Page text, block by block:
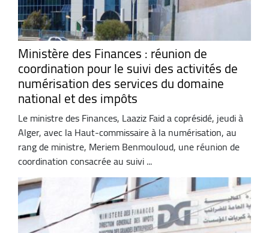
Ministère des Finances : réunion de
coordination pour le suivi des activités de
numérisation des services du domaine
national et des impôts
Le ministre des Finances, Laaziz Faid a coprésidé, jeudi à
Alger, avec la Haut-commissaire à la numérisation, au
rang de ministre, Meriem Benmouloud, une réunion de
coordination consacrée au suivi ...